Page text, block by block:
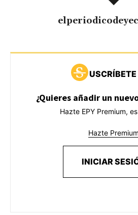
USCRÍBETE
¿Quieres añadir un
Hazte EPY Premium,
Hazte Premium
INICIAR